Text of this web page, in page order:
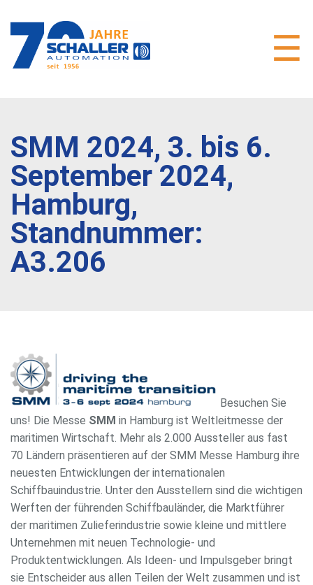
SMM 2024, 3. bis 6.
September 2024,
Hamburg,
Standnummer:
A3.206
Besuchen Sie
uns! Die Messe SMM in Hamburg ist Weltleitmesse der
maritimen Wirtschaft. Mehr als 2.000 Aussteller aus fast
70 Ländern präsentieren auf der SMM Messe Hamburg ihre
neuesten Entwicklungen der internationalen
Schiffbauindustrie. Unter den Ausstellern sind die wichtigen
Werften der führenden Schiffbauländer, die Marktführer
der maritimen Zulieferindustrie sowie kleine und mittlere
Unternehmen mit neuen Technologie- und
Produktentwicklungen. Als Ideen- und Impulsgeber bringt
sie Entscheider aus allen Teilen der Welt zusammen und ist